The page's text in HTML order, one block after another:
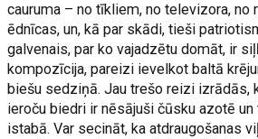
cauruma – no tīkliem, no televizora, no
ēdnīcas, un, kā par skādi, tieši
galvenais, par ko vajadzētu domāt, ir
kompozīcija, pareizi ievelkot baltā
biešu sedziņā. Jau trešo reizi izrādās,
ieroču biedri ir nēsājuši čūsku azotē
istabā. Var secināt, ka atdraugošanas